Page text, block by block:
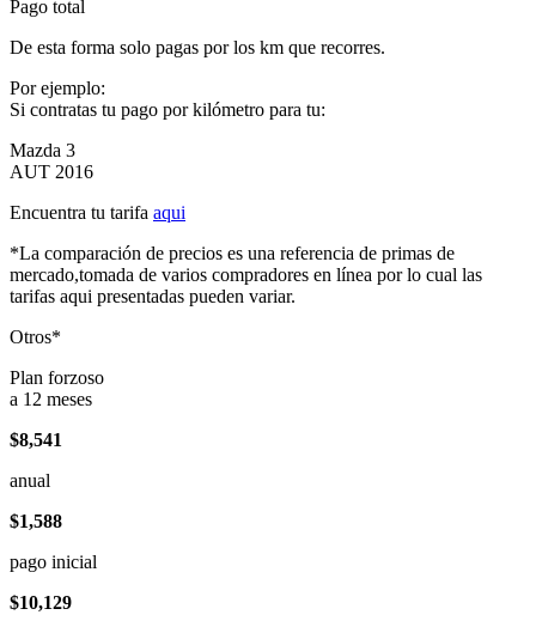
Pago total
De esta forma solo pagas por los km que recorres.
Por ejemplo:
Si contratas tu pago por kilómetro para tu:
Mazda 3
AUT 2016
Encuentra tu tarifa aqui
*La comparación de precios es una referencia de primas de
mercado,tomada de varios compradores en línea por lo cual las
tarifas aqui presentadas pueden variar.
Otros*
Plan forzoso
a 12 meses
$8,541
anual
$1,588
pago inicial
$10,129